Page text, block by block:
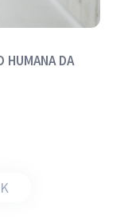
HUMANA DA